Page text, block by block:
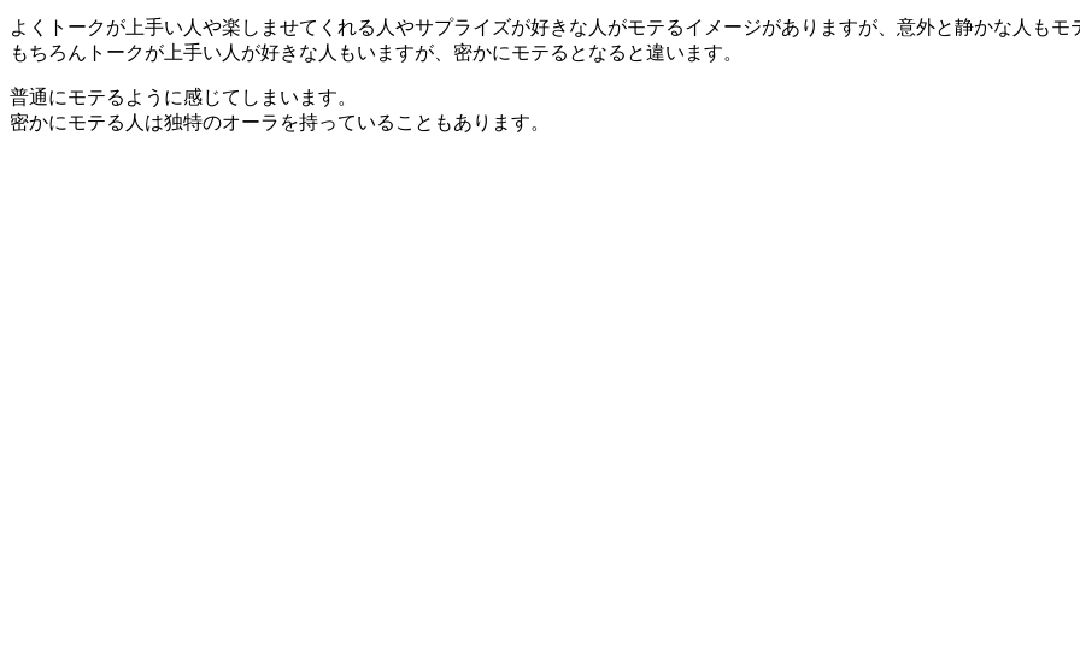
よくトークが上手い人や楽しませてくれる人やサプライズが好きな人がモテるイメージがありますが、意外と静かな人もモ
もちろんトークが上手い人が好きな人もいますが、密かにモテるとなると違います。
普通にモテるように感じてしまいます。
密かにモテる人は独特のオーラを持っていることもあります。